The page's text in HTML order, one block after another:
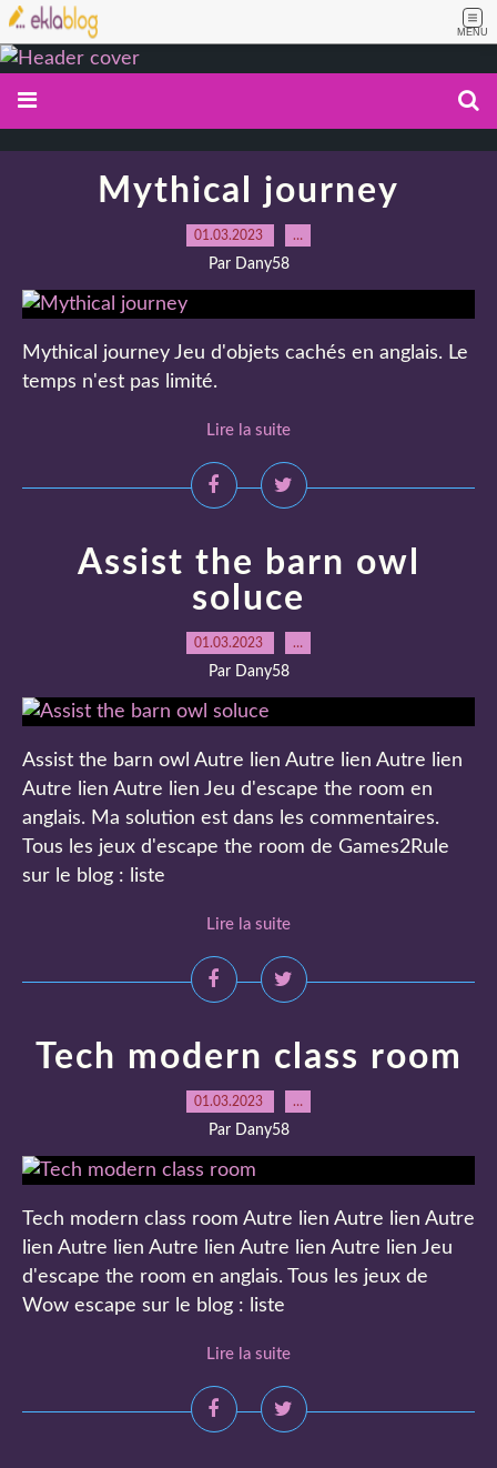
MENU
Mythical journey
01.03.2023 …
Par Dany58
Mythical journey Jeu d'objets cachés en anglais. Le
temps n'est pas limité.
Lire la suite
Assist the barn owl
soluce
01.03.2023 …
Par Dany58
Assist the barn owl Autre lien Autre lien Autre lien
Autre lien Autre lien Jeu d'escape the room en
anglais. Ma solution est dans les commentaires.
Tous les jeux d'escape the room de Games2Rule
sur le blog : liste
Lire la suite
Tech modern class room
01.03.2023 …
Par Dany58
Tech modern class room Autre lien Autre lien Autre
lien Autre lien Autre lien Autre lien Autre lien Jeu
d'escape the room en anglais. Tous les jeux de
Wow escape sur le blog : liste
Lire la suite